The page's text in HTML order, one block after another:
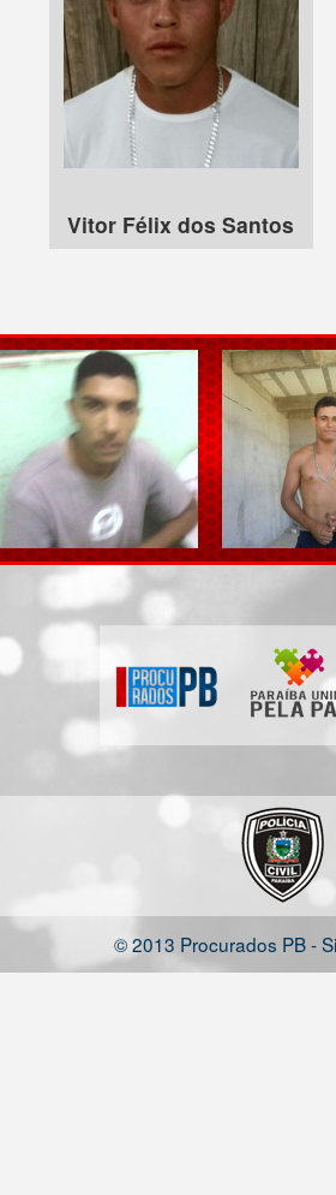
Vitor Félix dos Santos
© 2013 Procurados PB -